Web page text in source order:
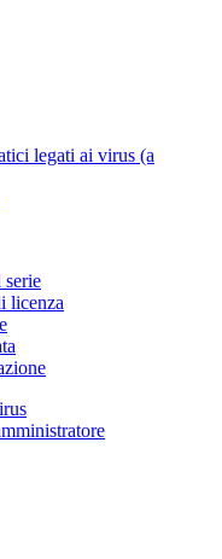
legati ai virus (a
serie
licenza